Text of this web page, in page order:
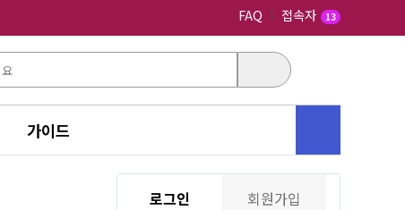
FAQ 접속자 13
가이드
로그인 회원가입